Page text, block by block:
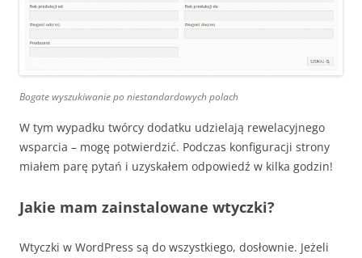
Bogate wyszukiwanie po niestandardowych polach
W tym wypadku twórcy dodatku udzielają rewelacyjnego
wsparcia – mogę potwierdzić. Podczas konfiguracji strony
miałem parę pytań i uzyskałem odpowiedź w kilka godzin!
Jakie mam zainstalowane wtyczki?
Wtyczki w WordPress są do wszystkiego, dosłownie. Jeżeli